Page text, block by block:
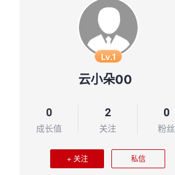
Lv.1
云小朵00
0
成长值
2
关注
0
粉丝
+ 关注 私信